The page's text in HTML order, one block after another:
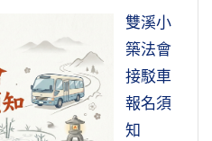
雙溪小
築法會
接駁車
報名須
知